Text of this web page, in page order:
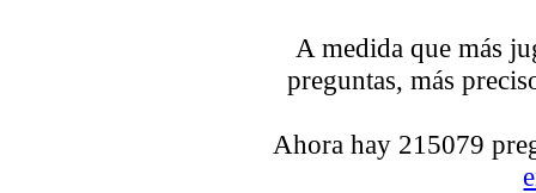
A medida que más
preguntas, más
Ahora hay 215079